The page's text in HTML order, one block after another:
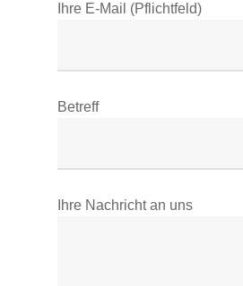
Ihre E-Mail (Pflichtfeld)
Betreff
Ihre Nachricht an uns